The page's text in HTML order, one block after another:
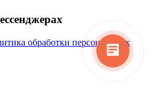
обработки персональных